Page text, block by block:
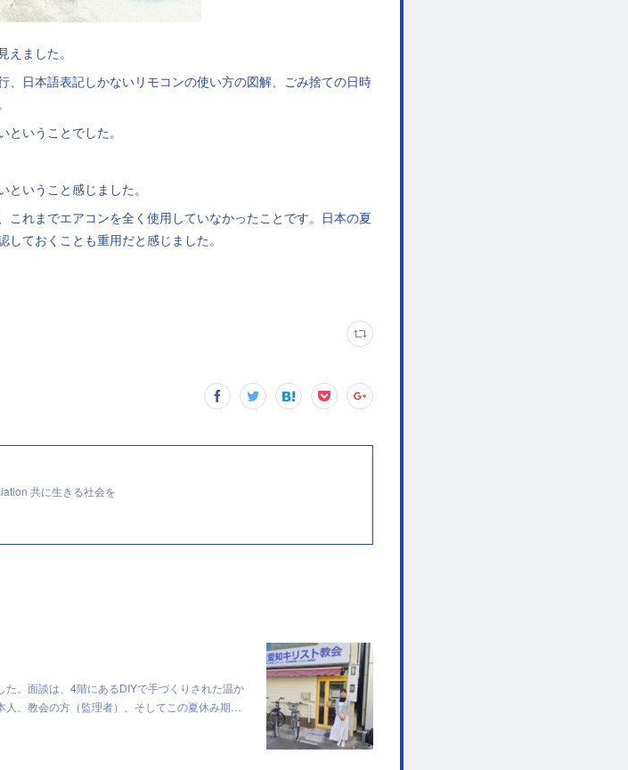
ました。
日本語表記しかないリモコンの使い方の図解、ごみ捨ての日時
いうことでした。
いうこと感じました。
れまでエアコンを全く使用していなかったことです。日本の夏
ておくことも重用だと感じました。
共に生きる社会を
。面談は、4階にあるDIYで手づくりされた温か
人、教会の方（監理者）、そしてこの夏休み期…